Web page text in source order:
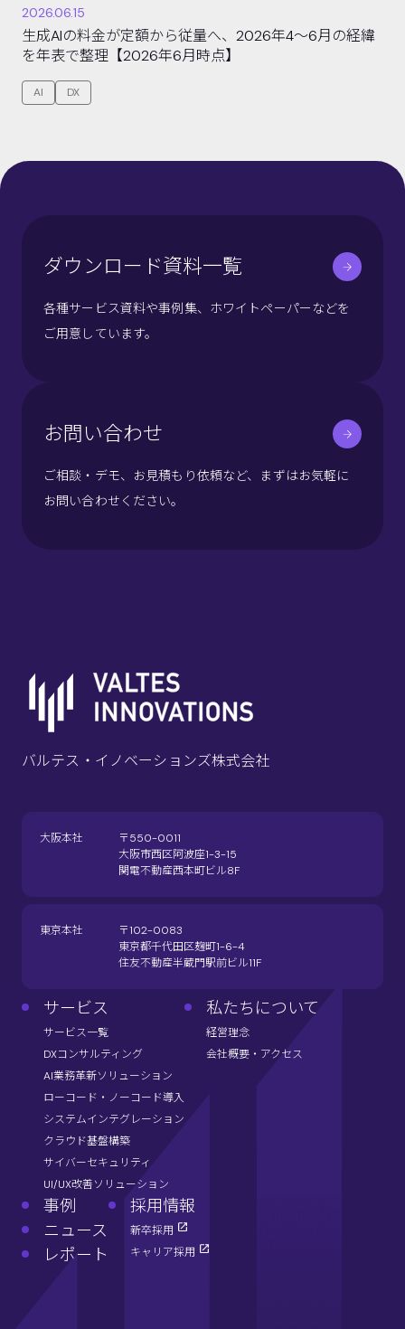
2026.06.15
生成AIの料金が定額から従量へ、2026年4〜6月の経緯
を年表で整理【2026年6月時点】
AI DX
ダウンロード資料一覧
各種サービス資料や事例集、ホワイトペーパーなどを
ご用意しています。
お問い合わせ
ご相談・デモ、お見積もり依頼など、まずはお気軽に
お問い合わせください。
バルテス・イノベーションズ株式会社
大阪本社
〒550-0011
大阪市西区阿波座1-3-15
関電不動産西本町ビル8F
東京本社
〒102-0083
東京都千代田区麹町1-6-4
住友不動産半蔵門駅前ビル11F
サービス
サービス一覧
DXコンサルティング
AI業務革新ソリューション
ローコード・ノーコード導入
システムインテグレーション
クラウド基盤構築
サイバーセキュリティ
UI/UX改善ソリューション
私たちについて
経営理念
会社概要・アクセス
事例
ニュース
レポート
採用情報
新卒採用
キャリア採用